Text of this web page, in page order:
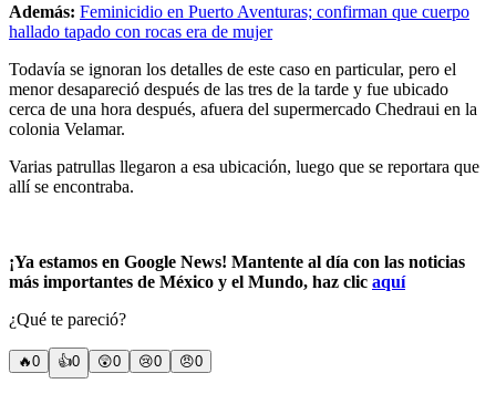
Además: Feminicidio en Puerto Aventuras; confirman que cuerpo
hallado tapado con rocas era de mujer
Todavía se ignoran los detalles de este caso en particular, pero el
menor desapareció después de las tres de la tarde y fue ubicado
cerca de una hora después, afuera del supermercado Chedraui en la
colonia Velamar.
Varias patrullas llegaron a esa ubicación, luego que se reportara que
allí se encontraba.
¡Ya estamos en Google News! Mantente al día con las noticias
más importantes de México y el Mundo, haz clic aquí
¿Qué te pareció?
🔥0 👍0 😲0 😢0 😠0